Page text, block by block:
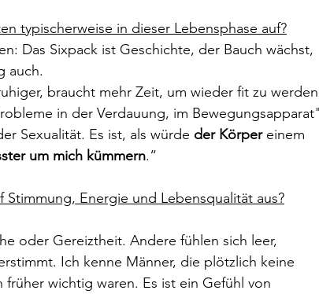
typischerweise in dieser Lebensphase auf?
Das Sixpack ist Geschichte, der Bauch wächst,
auch.
braucht mehr Zeit, um wieder fit zu
in der Verdauung, im
Sexualität. Es ist, als würde der Körper einem
um mich kümmern.“
Energie und Lebensqualität aus?
oder Gereiztheit. Andere fühlen sich leer,
Ich kenne Männer, die plötzlich keine
wichtig waren. Es ist ein Gefühl von